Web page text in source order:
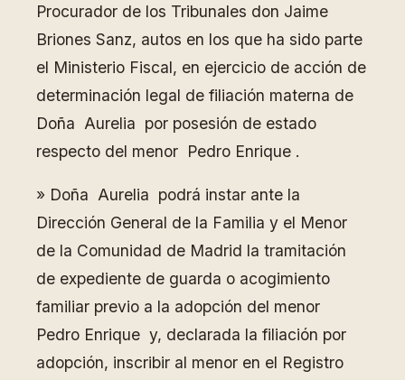
Procurador de los Tribunales don Jaime
Briones Sanz, autos en los que ha sido parte
el Ministerio Fiscal, en ejercicio de acción de
determinación legal de filiación materna de
Doña Aurelia por posesión de estado
respecto del menor Pedro Enrique .
» Doña Aurelia podrá instar ante la
Dirección General de la Familia y el Menor
de la Comunidad de Madrid la tramitación
de expediente de guarda o acogimiento
familiar previo a la adopción del menor
Pedro Enrique y, declarada la filiación por
adopción, inscribir al menor en el Registro